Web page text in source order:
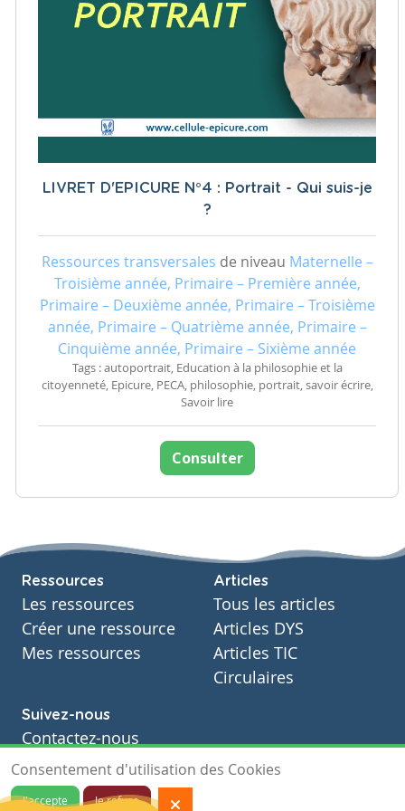
LIVRET D'EPICURE N°4 : Portrait - Qui suis-je
?
Ressources transversales de niveau Maternelle –
Troisième année, Primaire – Première année,
Primaire – Deuxième année, Primaire – Troisième
année, Primaire – Quatrième année, Primaire –
Cinquième année, Primaire – Sixième année
Tags : autoportrait, Education à la philosophie et la
citoyenneté, Epicure, PECA, philosophie, portrait, savoir écrire,
Savoir lire
Consulter
Ressources
Les ressources
Créer une ressource
Mes ressources
Articles
Tous les articles
Articles DYS
Articles TIC
Circulaires
Suivez-nous
Contactez-nous
Soutien scolaire
Notre page Facebook
Consentement d'utilisation des Cookies
J'accepte Je refuse